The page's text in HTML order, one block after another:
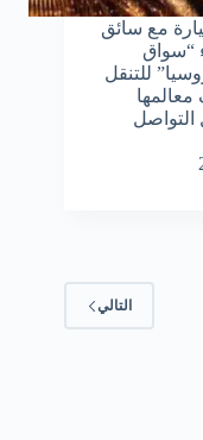
مع سائق
“سواق
للتنقل
التواصل
التالي